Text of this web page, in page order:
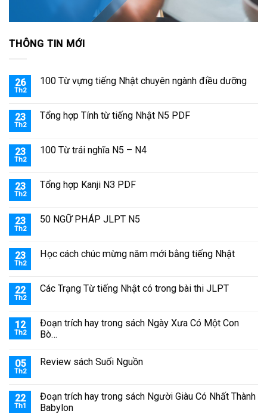
THÔNG TIN MỚI
26
Th2
100 Từ vựng tiếng Nhật chuyên ngành điều dưỡng
23
Th2
Tổng hợp Tính từ tiếng Nhật N5 PDF
23
Th2
100 Từ trái nghĩa N5 – N4
23
Th2
Tổng hợp Kanji N3 PDF
23
Th2
50 NGỮ PHÁP JLPT N5
23
Th2
Học cách chúc mừng năm mới bằng tiếng Nhật
22
Th2
Các Trạng Từ tiếng Nhật có trong bài thi JLPT
12
Th2
Đoạn trích hay trong sách Ngày Xưa Có Một Con
Bò…
05
Th2
Review sách Suối Nguồn
22
Th1
Đoạn trích hay trong sách Người Giàu Có Nhất Thành
Babylon